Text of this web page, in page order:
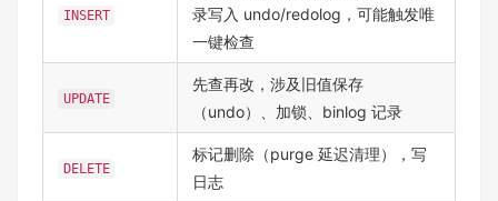
INSERT
录写入 undo/redolog，可能触发唯
一键检查
UPDATE
先查再改，涉及旧值保存
（undo）、加锁、binlog 记录
DELETE
标记删除（purge 延迟清理），写
日志